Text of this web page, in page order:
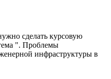
сделать курсовую
". Проблемы
инфраструктуры в